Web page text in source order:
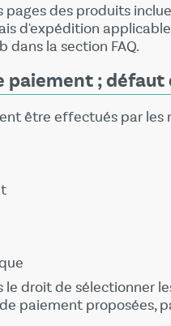
pages des produits
d'expédition
dans la section FAQ.
paiement ;
être effectués par les
le droit de sélectionner
paiement proposées,